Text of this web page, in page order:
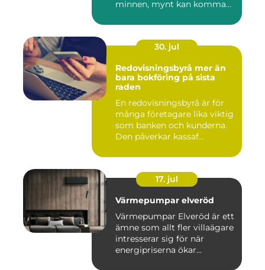
minnen, mynt kan komma
30. jul
Redovisningsbyrå mer än
bara bokföring på sista
raden
En redovisningsbyrå är för
många företagare lika viktig
som banken och kunderna.
Den påverkar kassaf...
17. jul
Värmepumpar elveröd
Värmepumpar Elveröd är ett
ämne som allt fler villaägare
intresserar sig för när
energipriserna ökar...